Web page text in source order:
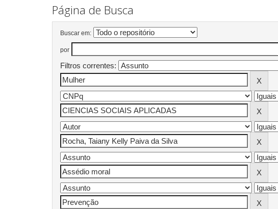
Página de Busca
Buscar em:
por
Filtros correntes: